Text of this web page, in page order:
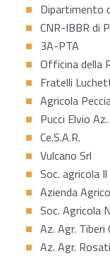
Dipartimento
CNR-IBBR di
3A-PTA
Officina della
Fratelli
Agricola
Pucci Elvio
Ce.S.A.R.
Vulcano Srl
Soc. agricola
Azienda
Soc. Agricola
Az. Agr. Tiberi
Az. Agr.